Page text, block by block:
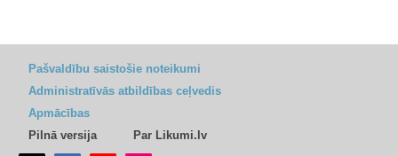
Pašvaldību saistošie noteikumi
Administratīvās atbildības ceļvedis
Apmācības
Pilnā versija
Par Likumi.lv